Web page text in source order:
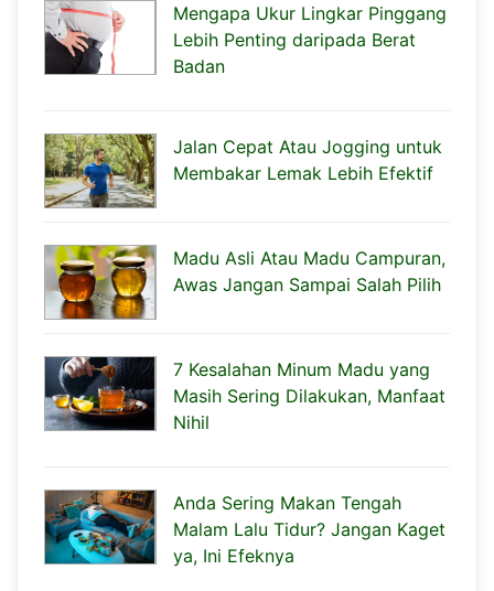
Mengapa Ukur Lingkar Pinggang
Lebih Penting daripada Berat
Badan
Jalan Cepat Atau Jogging untuk
Membakar Lemak Lebih Efektif
Madu Asli Atau Madu Campuran,
Awas Jangan Sampai Salah Pilih
7 Kesalahan Minum Madu yang
Masih Sering Dilakukan, Manfaat
Nihil
Anda Sering Makan Tengah
Malam Lalu Tidur? Jangan Kaget
ya, Ini Efeknya